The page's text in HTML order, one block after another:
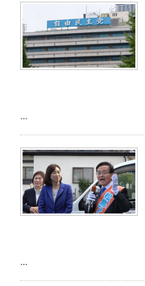
...
...